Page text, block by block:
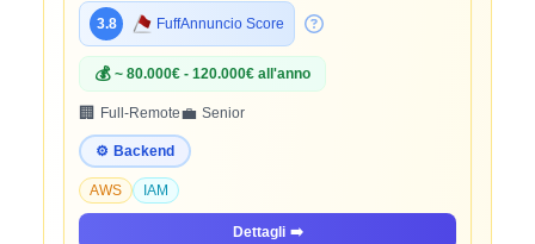
3.8 FuffAnnuncio Score
💰 ~ 80.000€ - 120.000€ all'anno
🏢 Full-Remote💼 Senior
⚙️ Backend
AWS IAM
Dettagli ➡️